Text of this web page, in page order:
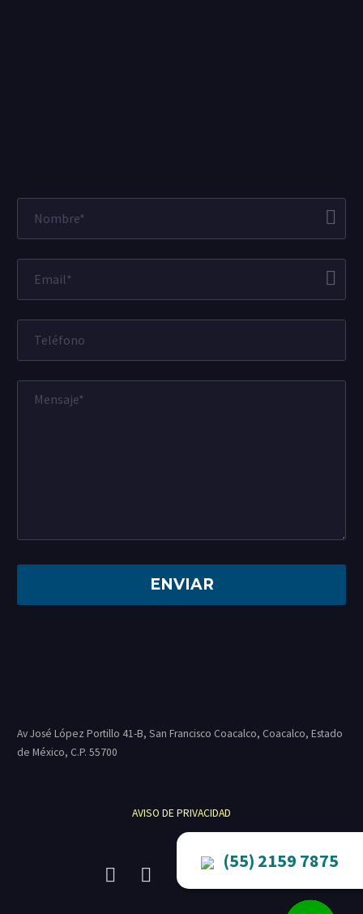
(55) 2159 7875
Av José López Portillo 41-B, San Francisco Coacalco, Coacalco, Estado
de México, C.P. 55700
AVISO DE PRIVACIDAD